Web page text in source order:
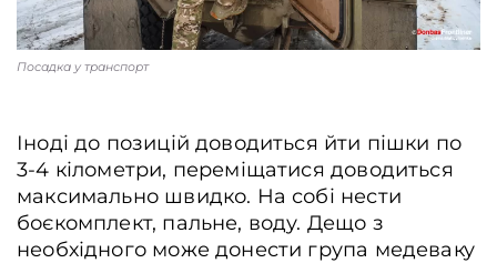
Посадка у транспорт
Іноді до позицій доводиться йти пішки по
3-4 кілометри, переміщатися доводиться
максимально швидко. На собі нести
боєкомплект, пальне, воду. Дещо з
необхідного може донести група медеваку